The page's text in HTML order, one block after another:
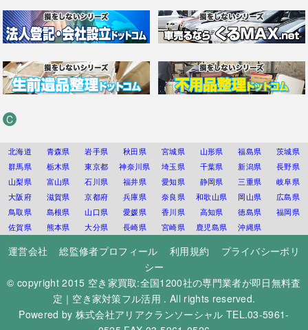
C
北海道 青森県 岩手県 秋田県 宮城県 山形県 福島県
茨城県
群馬県
栃木県 東京都 神奈川県 埼玉県 千葉県 新潟県
長野県
山梨県
富山県 石川県 福井県 愛知県 静岡県 三重県
岐阜県
大阪府
滋賀県 京都府 兵庫県 奈良県 和歌山県 岡山県
広島県
鳥取県
島根県 山口県 愛媛県 香川県 高知県 徳島県
福岡県
佐賀県
熊本県 大分県 長崎県 宮崎県 鹿児島県 沖縄県
運営会社 総監修者プロフィール 利用規約
プライバシーポリ
シー
© copyright 2015 空き家買取:全国1200社の専門業者が即日無料査
定｜空き家対策フル活用 . All rights reserved.
Powered by 株式会社アリアクランソーシャル TEL.03-5961-